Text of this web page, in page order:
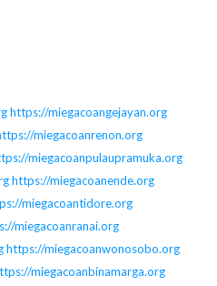
https://miegacoangejayan.org
miegacoanrenon.org
miegacoanpulaupramuka.org
https://miegacoanende.org
miegacoantidore.org
miegacoanranai.org
https://miegacoanwonosobo.org
miegacoanbinamarga.org